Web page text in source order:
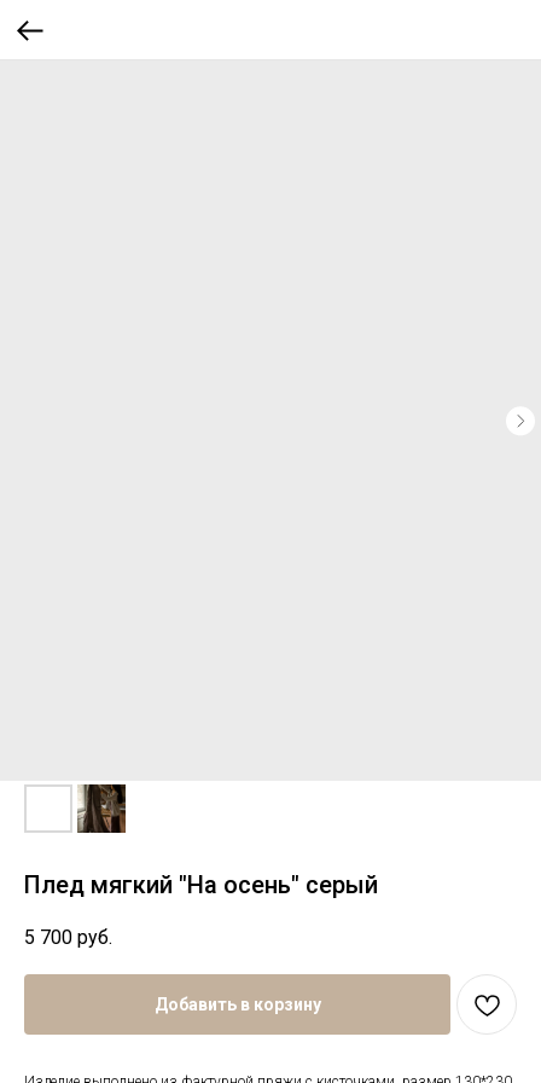
Плед мягкий "На осень" серый
5 700 руб.
Добавить в корзину